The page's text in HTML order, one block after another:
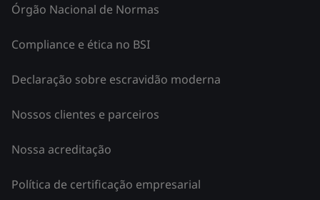
Órgão Nacional de Normas
Compliance e ética no BSI
Declaração sobre escravidão moderna
Nossos clientes e parceiros
Nossa acreditação
Política de certificação empresarial